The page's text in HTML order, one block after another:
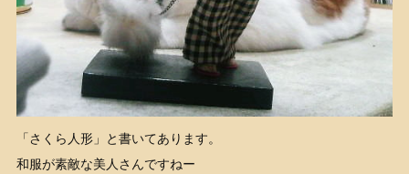
「さくら人形」と書いてあります。
和服が素敵な美人さんですねー